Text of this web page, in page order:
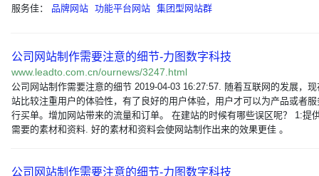
服务佳：
品牌网站 功能平台网站 集团型网站群
公司网站制作需要注意的细节-力图数字科技
www.leadto.com.cn/ournews/3247.html
公司网站制作需要注意的细节 2019-04-03 16:27:57. 随着互联网的发展，现
站比较注重用户的体验性，有了良好的用户体验，用户才可以为产品或者服
行买单。增加网站带来的流量和订单。 在建站的时候有哪些误区呢？ 1:提
需要的素材和资料. 好的素材和资料会使网站制作出来的效果更佳 。
公司网站制作需要注意的细节-力图数字科技